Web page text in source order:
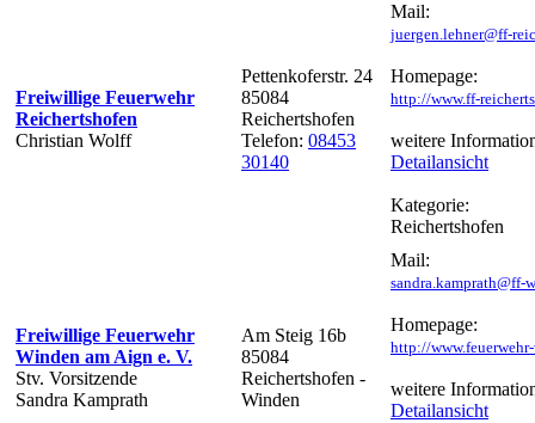
Freiwillige Feuerwehr
Reichertshofen
Christian Wolff
Pettenkoferstr. 24
85084
Reichertshofen
Telefon: 08453
30140
Mail:
juergen.lehner@ff-
Homepage:
http://www.ff-
weitere
Detailansicht
Kategorie:
Reichertshofen
Freiwillige Feuerwehr
Winden am Aign e. V.
Stv. Vorsitzende
Sandra Kamprath
Am Steig 16b
85084
Reichertshofen -
Winden
Mail:
sandra.kamprath@ff-
Homepage:
http://
weitere
Detailansicht